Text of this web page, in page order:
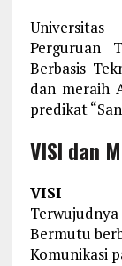
Perguruan
Berbasis
dan meraih
predikat
VISI dan
VISI
Bermutu
Komunikasi